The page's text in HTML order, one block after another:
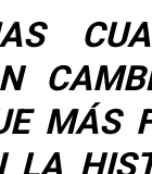
MÁS
LA